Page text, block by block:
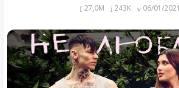
27,0M 243K 06/01/2021